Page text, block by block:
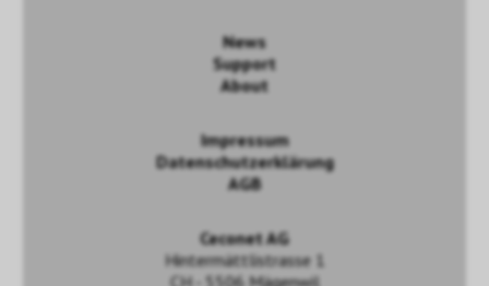
News
Support
About
Impressum
Datenschutzerklärung
AGB
Ceconet AG
Hintermättlistrasse 1